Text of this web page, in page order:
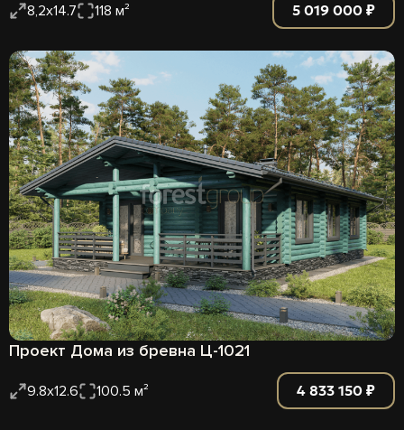
8,2х14.7 118 м² 5 019 000 ₽
Проект Дома из бревна Ц-1021
9.8x12.6 100.5 м² 4 833 150 ₽